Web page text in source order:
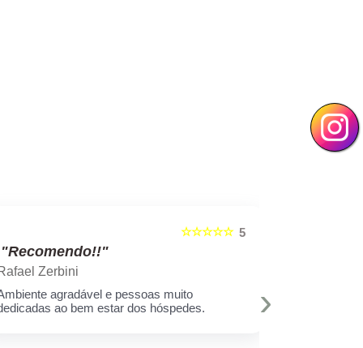
5
☆☆☆☆☆
"Recomendo!!"
Zerbini
agradável e pessoas muito
ao bem estar dos hóspedes.
›